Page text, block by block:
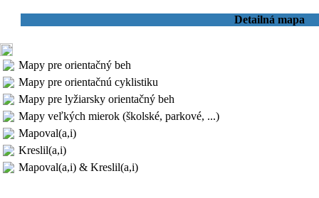
Detailná mapa
Mapy pre orientačný beh
Mapy pre orientačnú cyklistiku
Mapy pre lyžiarsky orientačný beh
Mapy veľkých mierok (školské, parkové, ...)
Mapoval(a,i)
Kreslil(a,i)
Mapoval(a,i) & Kreslil(a,i)